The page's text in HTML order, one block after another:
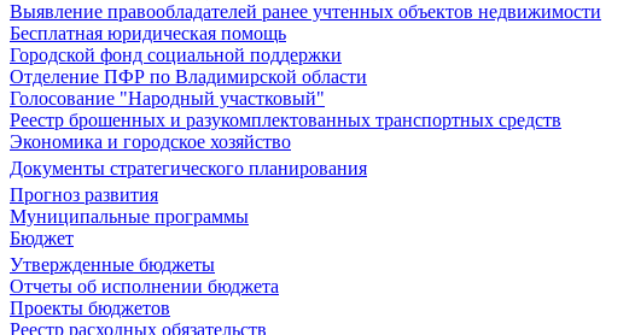
Выявление правообладателей ранее учтенных объектов недвижимости
Бесплатная юридическая помощь
Городской фонд социальной поддержки
Отделение ПФР по Владимирской области
Голосование "Народный участковый"
Реестр брошенных и разукомплектованных транспортных средств
Экономика и городское хозяйство
Документы стратегического планирования
Прогноз развития
Муниципальные программы
Бюджет
Утвержденные бюджеты
Отчеты об исполнении бюджета
Проекты бюджетов
Реестр расходных обязательств